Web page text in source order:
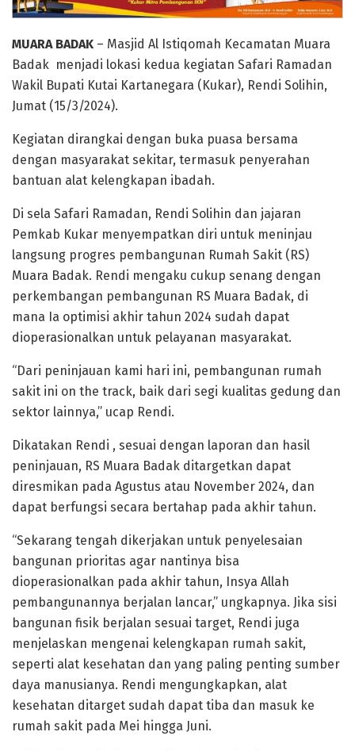
MUARA BADAK – Masjid Al Istiqomah Kecamatan Muara
Badak menjadi lokasi kedua kegiatan Safari Ramadan
Wakil Bupati Kutai Kartanegara (Kukar), Rendi Solihin,
Jumat (15/3/2024).
Kegiatan dirangkai dengan buka puasa bersama
dengan masyarakat sekitar, termasuk penyerahan
bantuan alat kelengkapan ibadah.
Di sela Safari Ramadan, Rendi Solihin dan jajaran
Pemkab Kukar menyempatkan diri untuk meninjau
langsung progres pembangunan Rumah Sakit (RS)
Muara Badak. Rendi mengaku cukup senang dengan
perkembangan pembangunan RS Muara Badak, di
mana Ia optimisi akhir tahun 2024 sudah dapat
dioperasionalkan untuk pelayanan masyarakat.
“Dari peninjauan kami hari ini, pembangunan rumah
sakit ini on the track, baik dari segi kualitas gedung dan
sektor lainnya,” ucap Rendi.
Dikatakan Rendi , sesuai dengan laporan dan hasil
peninjauan, RS Muara Badak ditargetkan dapat
diresmikan pada Agustus atau November 2024, dan
dapat berfungsi secara bertahap pada akhir tahun.
“Sekarang tengah dikerjakan untuk penyelesaian
bangunan prioritas agar nantinya bisa
dioperasionalkan pada akhir tahun, Insya Allah
pembangunannya berjalan lancar,” ungkapnya. Jika sisi
bangunan fisik berjalan sesuai target, Rendi juga
menjelaskan mengenai kelengkapan rumah sakit,
seperti alat kesehatan dan yang paling penting sumber
daya manusianya. Rendi mengungkapkan, alat
kesehatan ditarget sudah dapat tiba dan masuk ke
rumah sakit pada Mei hingga Juni.